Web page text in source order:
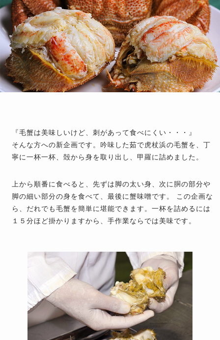
『毛蟹は美味しいけど、刺があって食べにくい・・・』
そんな方への新企画です。吟味した茹で虎杖浜の毛蟹を、丁
寧に一杯一杯、殻から身を取り出し、甲羅に詰めました。
上から順番に食べると、先ずは脚の太い身、次に胴の部分や
脚の細い部分の身を食べて、最後に蟹味噌です。 この企画な
ら、だれでも毛蟹を簡単に堪能できます。一杯を詰めるには
１５分ほど掛かりますから、手作業ならでは美味です。